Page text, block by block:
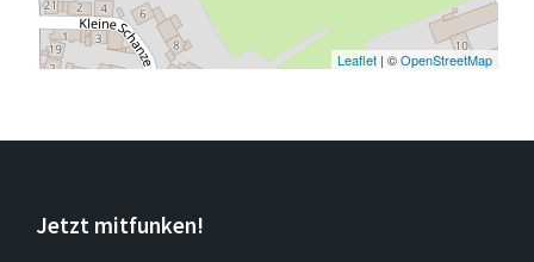
Leaflet | ©OpenStreetMap
Jetzt mitfunken!